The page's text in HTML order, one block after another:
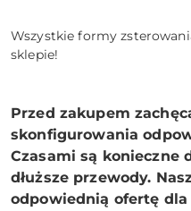
Wszystkie formy
sklepie!
Przed zakupem
skonfigurowania
Czasami są konieczne
dłuższe przewody.
odpowiednią ofertę